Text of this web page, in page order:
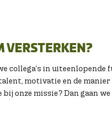
VERSTERKEN?
collega’s in uiteenlopende
motivatie en de
onze missie? Dan gaan